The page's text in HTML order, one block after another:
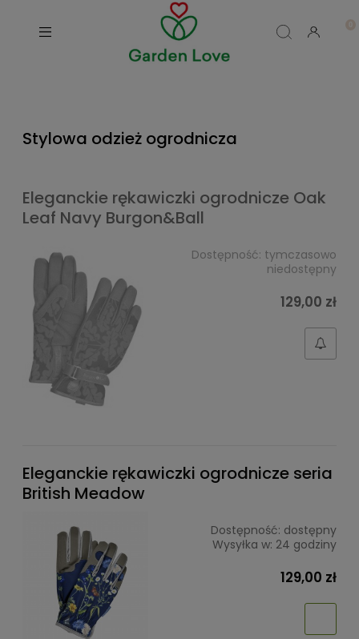
Stylowa odzież ogrodnicza
Eleganckie rękawiczki ogrodnicze Oak
Leaf Navy Burgon&Ball
Dostępność: tymczasowo
niedostępny
129,00 zł
Eleganckie rękawiczki ogrodnicze seria
British Meadow
Dostępność: dostępny
Wysyłka w: 24 godziny
129,00 zł